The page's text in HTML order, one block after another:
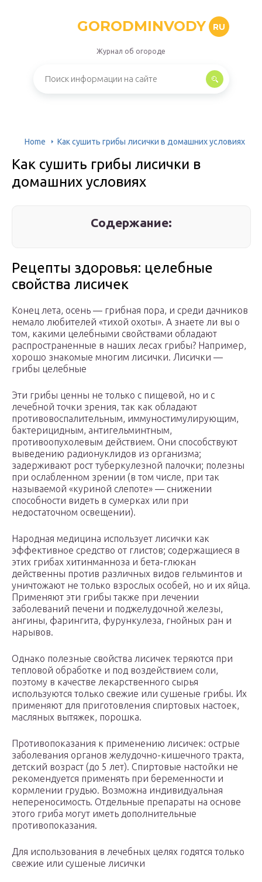
GORODMINVODY RU
Журнал об огороде
Home Как сушить грибы лисички в домашних условиях
Как сушить грибы лисички в
домашних условиях
Содержание:
Рецепты здоровья: целебные
свойства лисичек
Конец лета, осень — грибная пора, и среди дачников
немало любителей «тихой охоты». А знаете ли вы о
том, какими целебными свойствами обладают
распространенные в наших лесах грибы? Например,
хорошо знакомые многим лисички. Лисички —
грибы целебные
Эти грибы ценны не только с пищевой, но и с
лечебной точки зрения, так как обладают
противовоспалительным, иммуностимулирующим,
бактерицидным, антигельминтным,
противоопухолевым действием. Они способствуют
выведению радионуклидов из организма;
задерживают рост туберкулезной палочки; полезны
при ослабленном зрении (в том числе, при так
называемой «куриной слепоте» — снижении
способности видеть в сумерках или при
недостаточном освещении).
Народная медицина использует лисички как
эффективное средство от глистов; содержащиеся в
этих грибах хитинманноза и бета-глюкан
действенны против различных видов гельминтов и
уничтожают не только взрослых особей, но и их яйца.
Применяют эти грибы также при лечении
заболеваний печени и поджелудочной железы,
ангины, фарингита, фурункулеза, гнойных ран и
нарывов.
Однако полезные свойства лисичек теряются при
тепловой обработке и под воздействием соли,
поэтому в качестве лекарственного сырья
используются только свежие или сушеные грибы. Их
применяют для приготовления спиртовых настоек,
масляных вытяжек, порошка.
Противопоказания к применению лисичек: острые
заболевания органов желудочно-кишечного тракта,
детский возраст (до 5 лет). Спиртовые настойки не
рекомендуется применять при беременности и
кормлении грудью. Возможна индивидуальная
непереносимость. Отдельные препараты на основе
этого гриба могут иметь дополнительные
противопоказания.
Для использования в лечебных целях годятся только
свежие или сушеные лисички